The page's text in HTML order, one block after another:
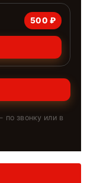
500 ₽
по звонку или в